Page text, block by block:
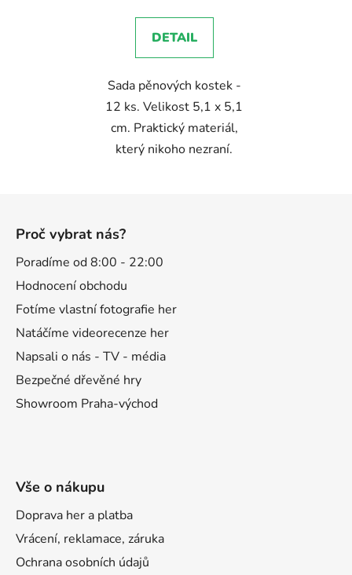
5,0
z
hvězdiček.
DETAIL
Sada pěnových kostek -
12 ks. Velikost 5,1 x 5,1
cm. Praktický materiál,
který nikoho nezraní.
Proč vybrat nás?
Poradíme od 8:00 - 22:00
Hodnocení obchodu
Fotíme vlastní fotografie her
Natáčíme videorecenze her
Napsali o nás - TV - média
Bezpečné dřevěné hry
Showroom Praha-východ
Vše o nákupu
Doprava her a platba
Vrácení, reklamace, záruka
Ochrana osobních údajů